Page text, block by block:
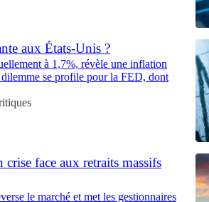
aux États-Unis ?
à 1,7%, révèle une inflation
se profile pour la FED, dont
face aux retraits massifs
le marché et met les gestionnaires